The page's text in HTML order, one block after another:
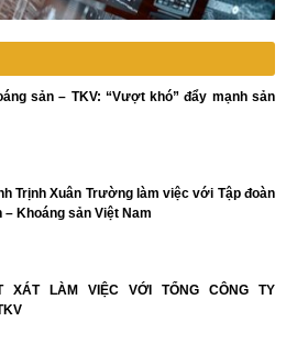
sản – TKV: “Vượt khó” đẩy mạnh sản
Trịnh Xuân Trường làm việc với Tập đoàn
– Khoáng sản Việt Nam
XÁT LÀM VIỆC VỚI TỔNG CÔNG TY